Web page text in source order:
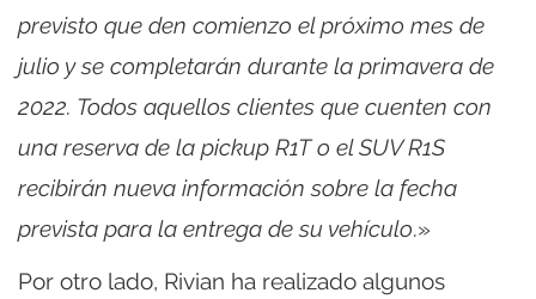
previsto que den comienzo el próximo mes de
julio y se completarán durante la primavera de
2022. Todos aquellos clientes que cuenten con
una reserva de la pickup R1T o el SUV R1S
recibirán nueva información sobre la fecha
prevista para la entrega de su vehículo.»
Por otro lado, Rivian ha realizado algunos